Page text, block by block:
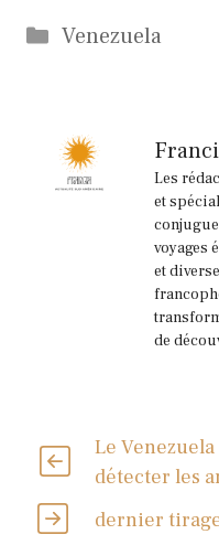
Catégories
Venezuela
Les
et
voyages
et
de
Le
détecter les
dernier